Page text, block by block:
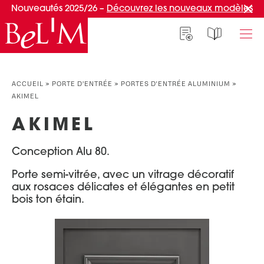
Nouveautés 2025/26 – Découvrez les nouveaux modèles
PAR TYPE
Portes d’entrée
Portes d’entrée grand trafic
PAR STYLE
Portes d’entrée contemporaines
Portes d’entrée vitrées
PAR TYPE
Marquises
S'INSPIRER ET CHOISIR
Témoignages clients
Une entrée sur mesure
Accueil connecté
Faire mon choix
Conseils de pro
ACCUEIL » PORTE D’ENTRÉE » PORTES D'ENTRÉE ALUMINIUM »
AKIMEL
AKIMEL
Conception Alu 80.
Porte semi-vitrée, avec un vitrage décoratif
aux rosaces délicates et élégantes en petit
bois ton étain.